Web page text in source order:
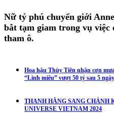
Nữ tỷ phú chuyển giới
bắt tạm giam trong vụ việc
tham ô.
Hoa hậu Thùy Tiên nhận cơn
“Linh miêu” vượt 50 tỷ sau 5
THANH HẰNG SANG CHẢNH
UNIVERSE VIETNAM 2024